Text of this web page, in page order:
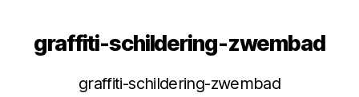
graffiti-schildering-zwembad
graffiti-schildering-zwembad